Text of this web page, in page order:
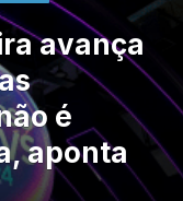
avança
é
aponta